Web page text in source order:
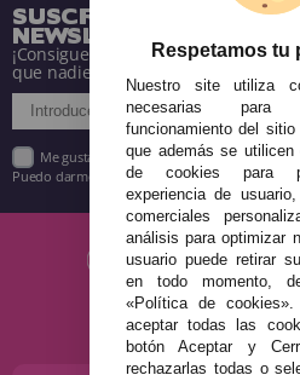
SUSCRÍBETE A
NEWSLETTER
¡Consigue descuentos y entérate de
que nadie!
Me gustaría recibir descuentos
Puedo darme de baja cuando quiera según lo
Respetamos tu
Nuestro site utiliza
necesarias
funcionamiento del
que además se utilicen
de cookies para
experiencia de
comerciales
análisis para optimizar
usuario puede retirar
en todo momento,
«Política de cookies».
aceptar todas las
botón Aceptar y
rechazarlas todas o